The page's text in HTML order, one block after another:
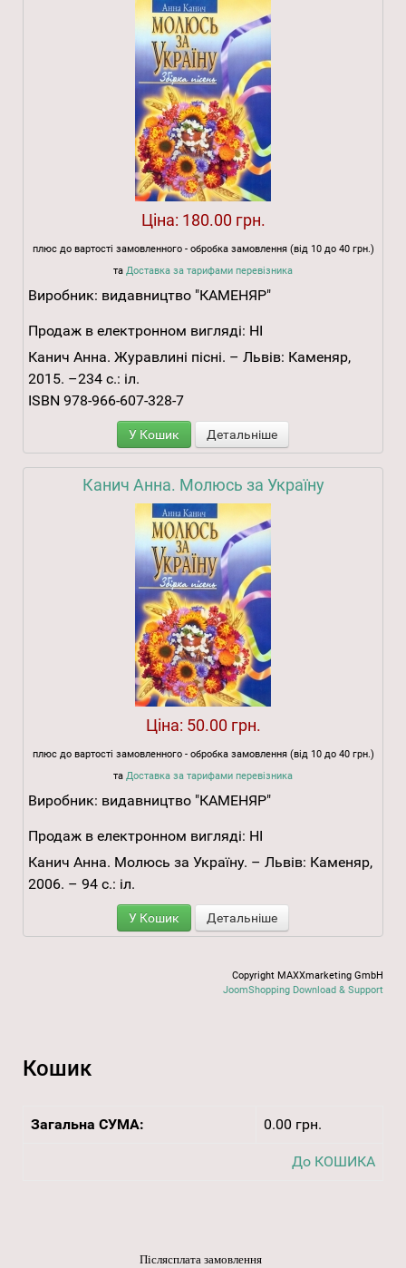
Ціна: 180.00 грн.
плюс до вартості замовленного - обробка замовлення (від 10 до 40 грн.)
та Доставка за тарифами перевізника
Виробник: видавництво "КАМЕНЯР"
Продаж в електронном вигляді: НІ
Канич Анна. Журавлині пісні. – Львів: Каменяр,
2015. –234 с.: іл.
ISBN 978-966-607-328-7
У Кошик Детальніше
Канич Анна. Молюсь за Україну
Ціна: 50.00 грн.
плюс до вартості замовленного - обробка замовлення (від 10 до 40 грн.)
та Доставка за тарифами перевізника
Виробник: видавництво "КАМЕНЯР"
Продаж в електронном вигляді: НІ
Канич Анна. Молюсь за Україну. – Львів: Каменяр,
2006. – 94 с.: іл.
У Кошик Детальніше
Copyright MAXXmarketing GmbH
JoomShopping Download & Support
Кошик
Загальна СУМА: 0.00 грн.
До КОШИКА
Післясплата замовлення